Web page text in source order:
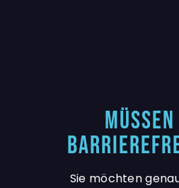
Müssen
Sie möchten